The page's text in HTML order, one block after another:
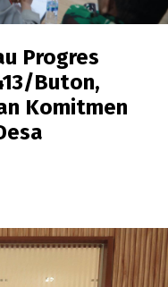
Progres
Buton,
Komitmen